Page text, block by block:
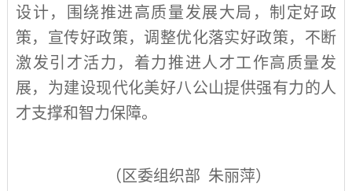
设计，围绕推进高质量发展大局，制定好政
策，宣传好政策，调整优化落实好政策，不断
激发引才活力，着力推进人才工作高质量发
展，为建设现代化美好八公山提供强有力的人
才支撑和智力保障。
（区委组织部 朱丽萍）